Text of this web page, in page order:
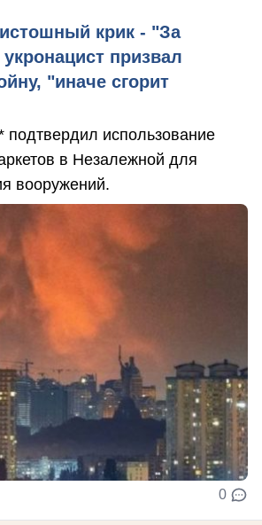
крик - "За
призвал
"иначе сгорит
подтвердил использование
в Незалежной для
вооружений.
0